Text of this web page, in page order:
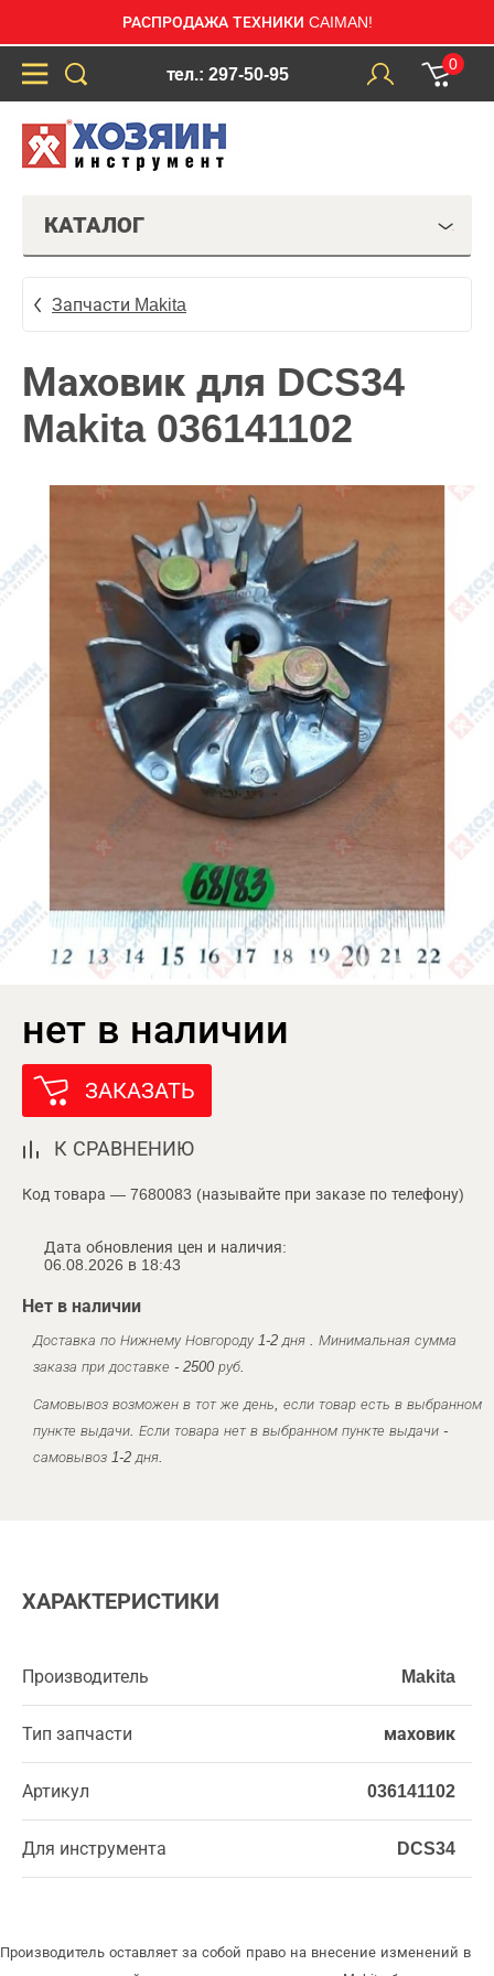
РАСПРОДАЖА ТЕХНИКИ CAIMAN!
тел.: 297-50-95
0
КАТАЛОГ
Запчасти Makita
Маховик для DCS34
Makita 036141102
нет в наличии
ЗАКАЗАТЬ
К СРАВНЕНИЮ
Код товара — 7680083 (называйте при заказе по телефону)
Дата обновления цен и наличия:
06.08.2026 в 18:43
Нет в наличии
Доставка по Нижнему Новгороду 1-2 дня . Минимальная сумма
заказа при доставке - 2500 руб.
Самовывоз возможен в тот же день, если товар есть в выбранном
пункте выдачи. Если товара нет в выбранном пункте выдачи -
самовывоз 1-2 дня.
ХАРАКТЕРИСТИКИ
Производитель Makita
Тип запчасти маховик
Артикул 036141102
Для инструмента DCS34
Производитель оставляет за собой право на внесение изменений в